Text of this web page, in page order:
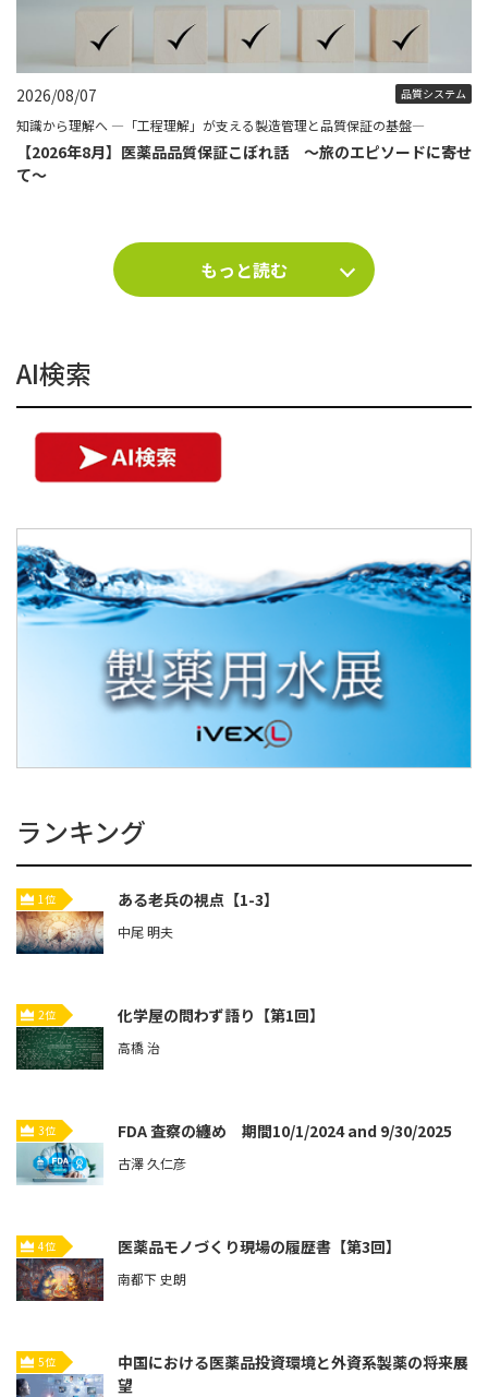
2026/08/07 品質システム
知識から理解へ ―「工程理解」が支える製造管理と品質保証の基盤―
【2026年8月】医薬品品質保証こぼれ話 ～旅のエピソードに寄せ
て～
もっと読む
AI検索
ランキング
1位 ある老兵の視点【1-3】
中尾 明夫
2位 化学屋の問わず語り【第1回】
高橋 治
3位 FDA 査察の纏め 期間10/1/2024 and 9/30/2025
古澤 久仁彦
4位 医薬品モノづくり現場の履歴書【第3回】
南都下 史朗
5位
中国における医薬品投資環境と外資系製薬の将来展
望